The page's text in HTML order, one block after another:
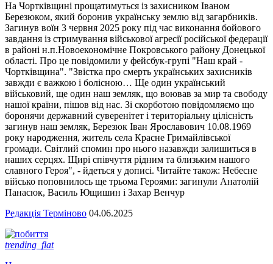
На Чортківщині прощатимуться із захисником Іваном
Березюком, який боронив українську землю від загарбників.
Загинув воїн 3 червня 2025 року під час виконання бойового
завдання із стримування військової агресії російської федерації
в районі н.п.Новоекономічне Покровського району Донецької
області. Про це повідомили у фейсбук-групі "Наш край -
Чортківщина". "Звістка про смерть українських захисників
завжди є важкою і болісною… Ще один український
військовий, ще один наш земляк, що воював за мир та свободу
нашої країни, пішов від нас. Зі скорботою повідомляємо що
боронячи державний суверенітет і територіальну цілісність
загинув наш земляк, Березюк Іван Ярославович 10.08.1969
року народження, житель села Красне Гримайлівської
громади. Світлий спомин про нього назавжди залишиться в
наших серцях. Щирі співчуття рідним та близьким нашого
славного Героя", - йдеться у дописі. Читайте також: Небесне
військо поповнилось ще трьома Героями: загинули Анатолій
Панасюк, Василь Ющишин і Захар Венчур
Редакція Терміново 04.06.2025
trending_flat